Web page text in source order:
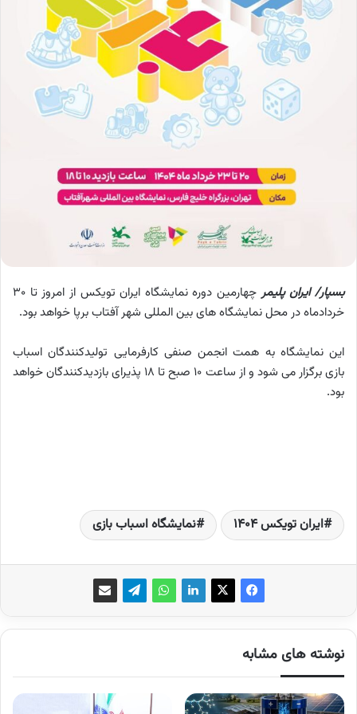
بسپار/ ایران پلیمر
چهارمین دوره نمایشگاه ایران تویکس از امروز تا 30
خردادماه در محل نمایشگاه های بین المللی شهر آفتاب برپا خواهد بود.
این نمایشگاه به همت انجمن صنفی کارفرمایی تولیدکنندگان اسباب
بازی برگزار می شود و از ساعت 10 صبح تا 18 پذیرای بازدیدکنندگان خواهد
بود.
ایران تویکس 1404 نمایشگاه اسباب بازی
نوشته های مشابه